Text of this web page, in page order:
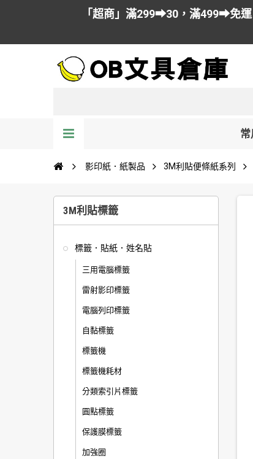
「超商」滿299➡30，滿499➡免運
影印紙．紙製品 3M利貼便條紙系列
3M利貼標籤
標籤．貼紙．姓名貼
三用電腦標籤
雷射影印標籤
電腦列印標籤
自黏標籤
標籤機
標籤機耗材
分類索引片標籤
圓點標籤
保護膜標籤
加強圈